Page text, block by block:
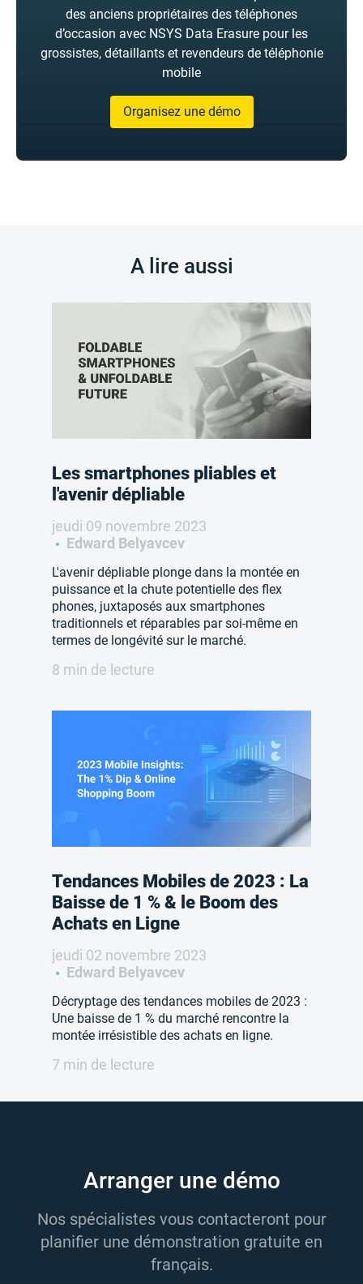
des anciens propriétaires des téléphones
d’occasion avec NSYS Data Erasure pour les
grossistes, détaillants et revendeurs de téléphonie
mobile
Organisez une démo
A lire aussi
Les smartphones pliables et
l'avenir dépliable
jeudi 09 novembre 2023
Edward Belyavcev
L'avenir dépliable plonge dans la montée en
puissance et la chute potentielle des flex
phones, juxtaposés aux smartphones
traditionnels et réparables par soi-même en
termes de longévité sur le marché.
8 min de lecture
Tendances Mobiles de 2023 : La
Baisse de 1 % & le Boom des
Achats en Ligne
jeudi 02 novembre 2023
Edward Belyavcev
Décryptage des tendances mobiles de 2023 :
Une baisse de 1 % du marché rencontre la
montée irrésistible des achats en ligne.
7 min de lecture
Arranger une démo
Nos spécialistes vous contacteront pour
planifier une démonstration gratuite en
français.